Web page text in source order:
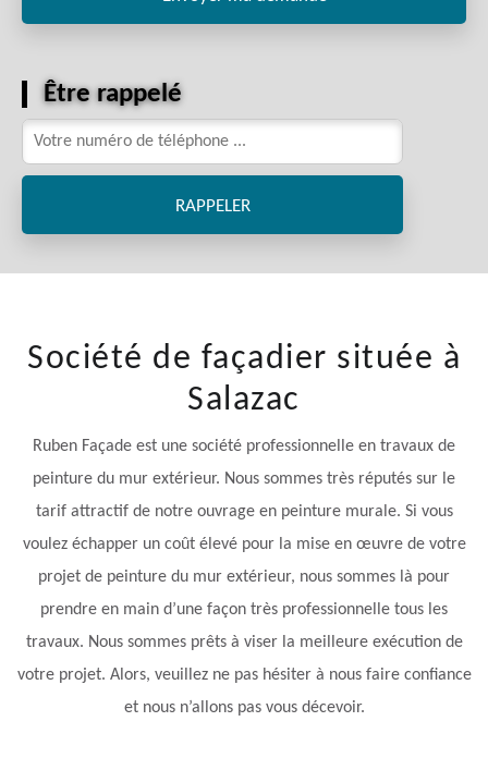
Être rappelé
Société de façadier située à
Salazac
Ruben Façade est une société professionnelle en travaux de
peinture du mur extérieur. Nous sommes très réputés sur le
tarif attractif de notre ouvrage en peinture murale. Si vous
voulez échapper un coût élevé pour la mise en œuvre de votre
projet de peinture du mur extérieur, nous sommes là pour
prendre en main d’une façon très professionnelle tous les
travaux. Nous sommes prêts à viser la meilleure exécution de
votre projet. Alors, veuillez ne pas hésiter à nous faire confiance
et nous n’allons pas vous décevoir.